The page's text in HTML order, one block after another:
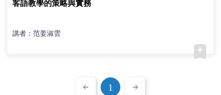
客語教學的策略與實務
講者：范姜淑雲
1